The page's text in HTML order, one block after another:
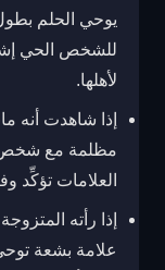
يوحي الحلم
للشخص الحي
لأهلها.
إذا شاهدت أنه
مظلمة مع شخص
العلامات تؤكِّد
إذا رأته
علامة بشعة